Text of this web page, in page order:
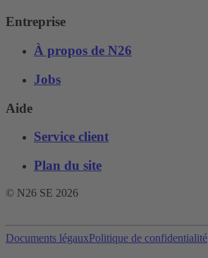
Entreprise
À propos de N26
Jobs
Aide
Service client
Plan du site
© N26 SE 2026
Documents légauxPolitique de confidentialité